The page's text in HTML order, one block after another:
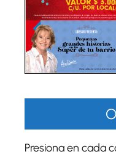
Presiona en cada